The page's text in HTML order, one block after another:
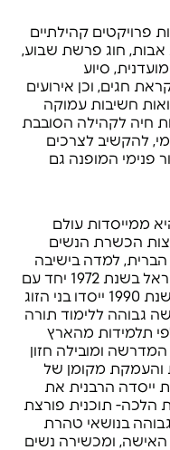
פרויקטים קהילתיים
אבות, חוג פרשת שבוע,
סיוע
חגים, וכן אירועים
חשיבות עמוקה
חיה לקהילה הסובבת
להקשיב לצרכים
פנימי המופנה גם
חנה הנקין (נולדה ב 1946) היא ממייסדות עולם
הכשרת הנשים
למדה בישיבה
יוניברסיטי ובקולג' סטרן, ועלתה לישראל בשנת 1972 יחד עם
בעלה, הרב יהודה הרצל הנקין ז"ל.בשנת 1990 ייסדו בני הזוג
גבוהה ללימוד תורה
תלמידות מהארץ
ומובילה חזון
והעמקת מקומן של
ייסדה הרבנית את
הלכה- תוכנית פורצת
בנושאי טהרת
ומכשירה נשים